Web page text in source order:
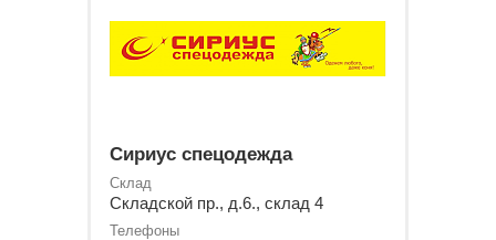
Сириус спецодежда
Склад
Складской пр., д.6., склад 4
Телефоны